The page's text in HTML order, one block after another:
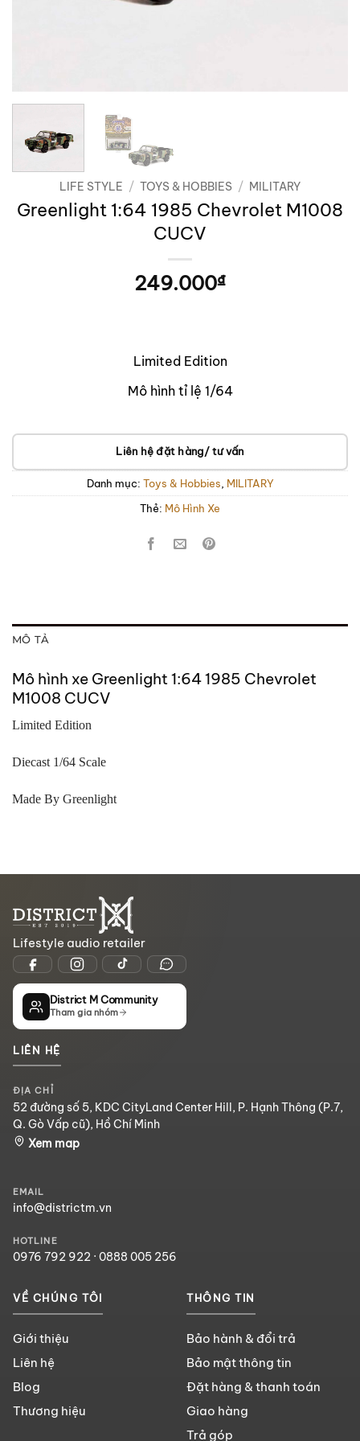
LIFE STYLE / TOYS & HOBBIES / MILITARY
Greenlight 1:64 1985 Chevrolet M1008
CUCV
249.000₫
Limited Edition
Mô hình tỉ lệ 1/64
Liên hệ đặt hàng/ tư vấn
Danh mục: Toys & Hobbies MILITARY
Thẻ: Mô Hình Xe
MÔ TẢ
Mô hình xe Greenlight 1:64 1985 Chevrolet
M1008 CUCV
Limited Edition
Diecast 1/64 Scale
Made By Greenlight
Lifestyle audio retailer
District M Community
Tham gia nhóm
LIÊN HỆ
ĐỊA CHỈ
52 đường số 5, KDC CityLand Center Hill, P. Hạnh Thông (P.7,
Q. Gò Vấp cũ), Hồ Chí Minh
Xem map
EMAIL
info@districtm.vn
HOTLINE
0976 792 922 · 0888 005 256
VỀ CHÚNG TÔI
Giới thiệu
Liên hệ
Blog
Thương hiệu
THÔNG TIN
Bảo hành & đổi trả
Bảo mật thông tin
Đặt hàng & thanh toán
Giao hàng
Trả góp